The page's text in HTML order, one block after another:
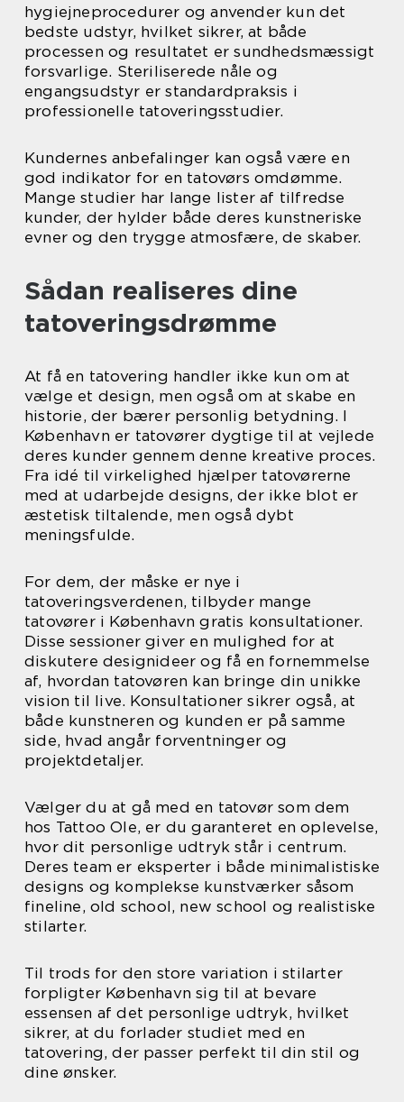
hygiejneprocedurer og anvender kun det
bedste udstyr, hvilket sikrer, at både
processen og resultatet er sundhedsmæssigt
forsvarlige. Steriliserede nåle og
engangsudstyr er standardpraksis i
professionelle tatoveringsstudier.
Kundernes anbefalinger kan også være en
god indikator for en tatovørs omdømme.
Mange studier har lange lister af tilfredse
kunder, der hylder både deres kunstneriske
evner og den trygge atmosfære, de skaber.
Sådan realiseres dine
tatoveringsdrømme
At få en tatovering handler ikke kun om at
vælge et design, men også om at skabe en
historie, der bærer personlig betydning. I
København er tatovører dygtige til at vejlede
deres kunder gennem denne kreative proces.
Fra idé til virkelighed hjælper tatovørerne
med at udarbejde designs, der ikke blot er
æstetisk tiltalende, men også dybt
meningsfulde.
For dem, der måske er nye i
tatoveringsverdenen, tilbyder mange
tatovører i København gratis konsultationer.
Disse sessioner giver en mulighed for at
diskutere designideer og få en fornemmelse
af, hvordan tatovøren kan bringe din unikke
vision til live. Konsultationer sikrer også, at
både kunstneren og kunden er på samme
side, hvad angår forventninger og
projektdetaljer.
Vælger du at gå med en tatovør som dem
hos Tattoo Ole, er du garanteret en oplevelse,
hvor dit personlige udtryk står i centrum.
Deres team er eksperter i både minimalistiske
designs og komplekse kunstværker såsom
fineline, old school, new school og realistiske
stilarter.
Til trods for den store variation i stilarter
forpligter København sig til at bevare
essensen af det personlige udtryk, hvilket
sikrer, at du forlader studiet med en
tatovering, der passer perfekt til din stil og
dine ønsker.